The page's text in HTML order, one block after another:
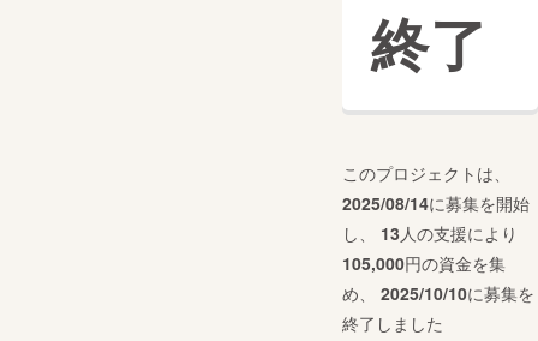
終了
このプロジェクトは、
2025/08/14に募集を開始
し、 13人の支援により
105,000円の資金を集
め、 2025/10/10に募集を
終了しました